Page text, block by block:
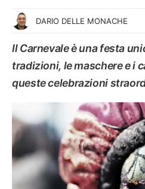
DARIO DELLE MONACHE
Il Carnevale è una festa
tradizioni, le maschere e i
queste celebrazioni
TEMPO LIBERO